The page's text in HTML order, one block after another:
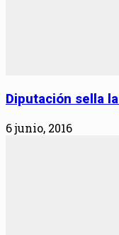
Diputación sella
6 junio, 2016